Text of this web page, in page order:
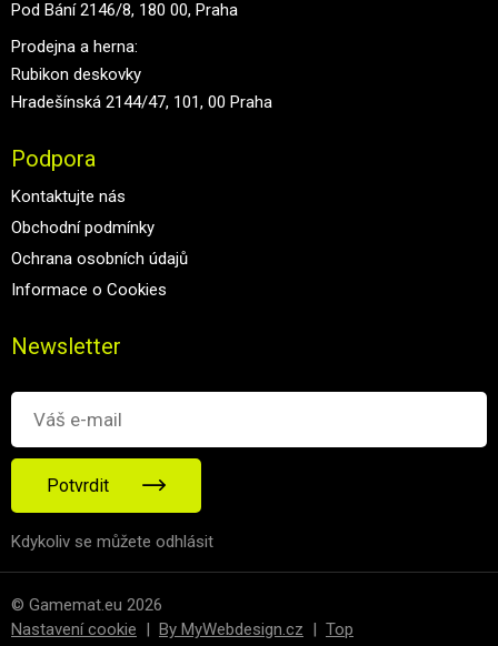
Pod Bání 2146/8, 180 00, Praha
Prodejna a herna:
Rubikon deskovky
Hradešínská 2144/47, 101, 00 Praha
Podpora
Kontaktujte nás
Obchodní podmínky
Ochrana osobních údajů
Informace o Cookies
Newsletter
Potvrdit
Kdykoliv se můžete odhlásit
© Gamemat.eu 2026
Nastavení cookie | By MyWebdesign.cz | Top